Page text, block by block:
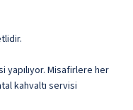
Misafirlere her
kahvaltı servisi